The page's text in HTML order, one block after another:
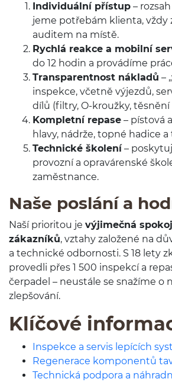
Indi­viduální přístup –
jeme potře­bám klienta, vždy
auditem na místě.
Rychlá reakce a mobilní
do 12 hodin a provádíme
Trans­par­ent­nost nák­ladů –
inspekce, včetně výjezdů,
dílů (fil­try, O-​kroužky, těs­nění
Kom­pletní repase – pís­tová
hlavy, nádrže, topné hadice
Tech­nické školení –
provozní a opraváren­ské
zaměstnance.
Naše poslání a
Naší pri­or­i­tou je výjimečná
zákazníků, vztahy založené na
a tech­nické odbor­no­sti. S 18 lety
provedli přes 1 500 inspekcí a
čer­padel – neustále se snažíme o
zlepšování.
Klíčové
Inspekce a servis lep­ících
Regen­er­ace kom­po­nentů
Tech­nická pod­pora a